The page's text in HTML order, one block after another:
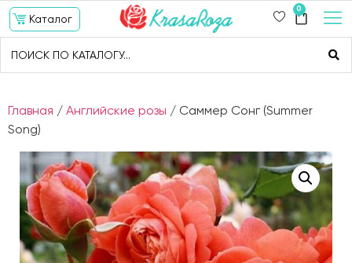
Каталог
0
Главная / Английские розы / Саммер Сонг (Summer
Song)